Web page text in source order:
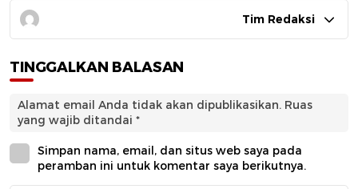
Tim Redaksi
TINGGALKAN BALASAN
Alamat email Anda tidak akan dipublikasikan. Ruas
yang wajib ditandai *
Simpan nama, email, dan situs web saya pada
peramban ini untuk komentar saya berikutnya.